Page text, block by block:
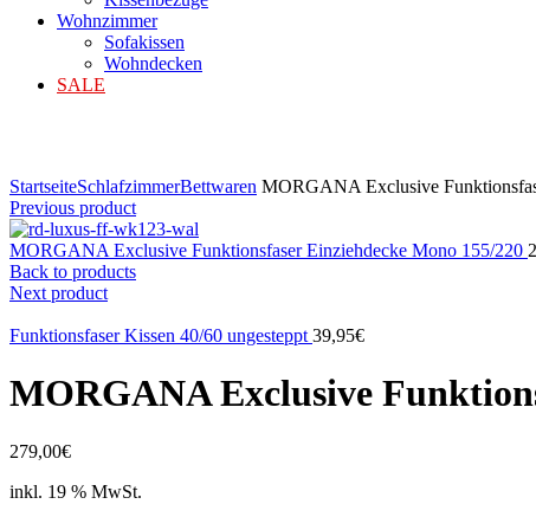
Wohnzimmer
Sofakissen
Wohndecken
SALE
StartseiteSchlafzimmerBettwaren MORGANA Exclusive
Previous product
MORGANA Exclusive Funktionsfaser Einziehdecke Mono 155/220
Back to products
Next product
Funktionsfaser Kissen 40/60 ungesteppt 39,95€
MORGANA Exclusive
279,00€
inkl. 19 % MwSt.